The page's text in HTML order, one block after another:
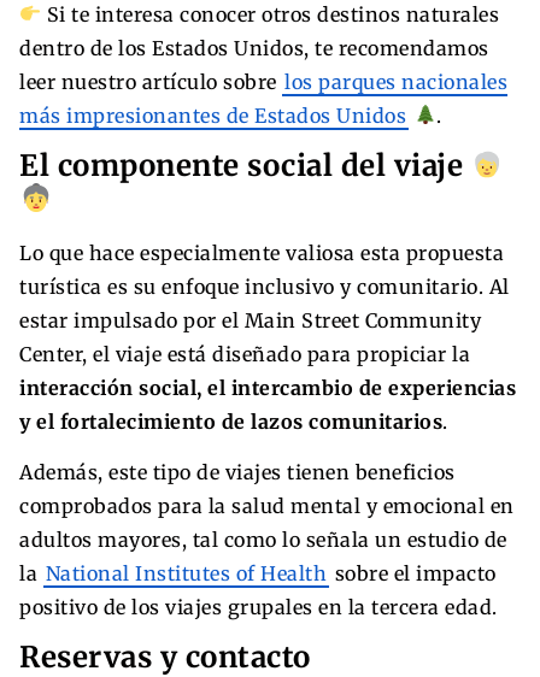
Si te interesa conocer otros destinos naturales
dentro de los Estados Unidos, te recomendamos
leer nuestro artículo sobre los parques nacionales
más impresionantes de Estados Unidos
.
El componente social del viaje
Lo que hace especialmente valiosa esta propuesta
turística es su enfoque inclusivo y comunitario. Al
estar impulsado por el Main Street Community
Center, el viaje está diseñado para propiciar la
interacción social, el intercambio de experiencias
y el fortalecimiento de lazos comunitarios.
Además, este tipo de viajes tienen beneficios
comprobados para la salud mental y emocional en
adultos mayores, tal como lo señala un estudio de
la National Institutes of Health sobre el impacto
positivo de los viajes grupales en la tercera edad.
Reservas y contacto